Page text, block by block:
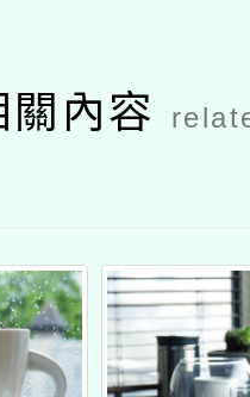
內容